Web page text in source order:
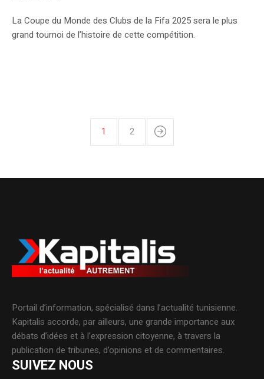
La Coupe du Monde des Clubs de la Fifa 2025 sera le plus
grand tournoi de l’histoire de cette compétition.
1 2
Portail d’information, spécialisé dans l’actualité tunisienne.
Kapitalis accorde, par ailleurs, une grande importance aux
débats d’idées et à l’expression citoyenne, à travers la
publication de tribunes, d’opinions et de commentaires.
SUIVEZ NOUS